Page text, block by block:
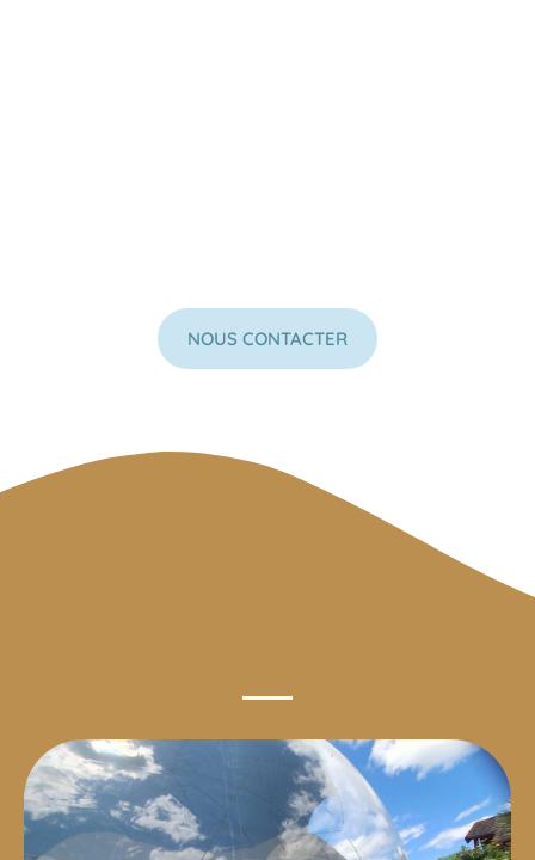
NOUS CONTACTER